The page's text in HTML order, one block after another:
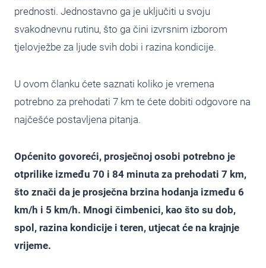
prednosti. Jednostavno ga je uključiti u svoju
svakodnevnu rutinu, što ga čini izvrsnim izborom
tjelovježbe za ljude svih dobi i razina kondicije.
U ovom članku ćete saznati koliko je vremena
potrebno za prehodati 7 km te ćete dobiti odgovore na
najčešće postavljena pitanja.
Općenito govoreći, prosječnoj osobi potrebno je
otprilike između 70 i 84 minuta za prehodati 7 km,
što znači da je prosječna brzina hodanja između 6
km/h i 5 km/h. Mnogi čimbenici, kao što su dob,
spol, razina kondicije i teren, utjecat će na krajnje
vrijeme.